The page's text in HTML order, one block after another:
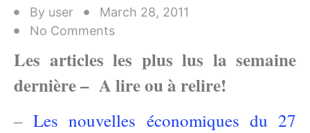
By user
March 28, 2011
No Comments
Les articles les plus lus la semaine
dernière – A lire ou à relire!
–Les nouvelles économiques du 27